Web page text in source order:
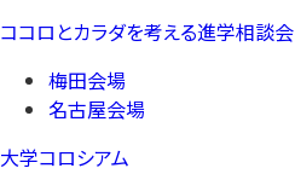
ココロとカラダを考える進学相談会
梅田会場
名古屋会場
大学コロシアム